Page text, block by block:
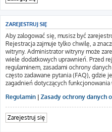
ZAREJESTRUJ SIĘ
Aby zalogować się, musisz być
Rejestracja zajmuje tylko chwilę, a
witryny. Administrator witryny może
wiele dodatkowych uprawnień. Przed
regulaminem, zasadami ochrony
często zadawane pytania (FAQ), gdzie
zagadnień dotyczących funkcjonowania
Regulamin | Zasady ochrony danych
Zarejestruj się